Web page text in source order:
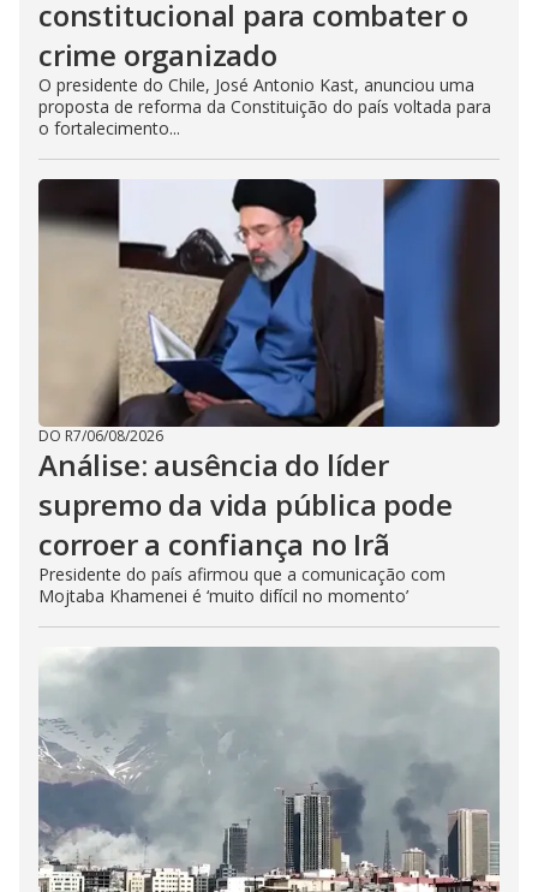
constitucional para combater o
crime organizado
O presidente do Chile, José Antonio Kast, anunciou uma
proposta de reforma da Constituição do país voltada para
o fortalecimento...
DO R7/06/08/2026
Análise: ausência do líder
supremo da vida pública pode
corroer a confiança no Irã
Presidente do país afirmou que a comunicação com
Mojtaba Khamenei é ‘muito difícil no momento’